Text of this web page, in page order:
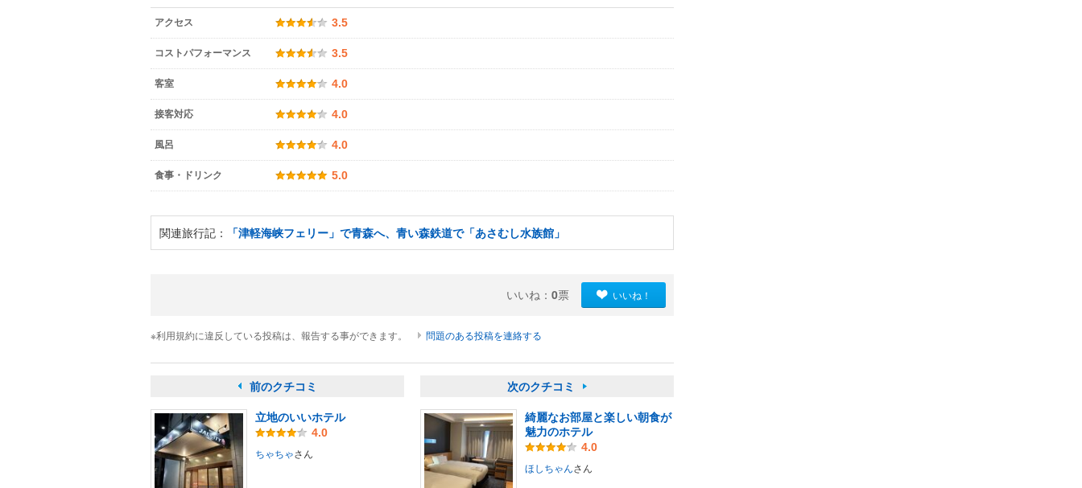
アクセス 3.5
コストパフォーマンス 3.5
客室 4.0
接客対応 4.0
風呂 4.0
食事・ドリンク 5.0
関連旅行記： 「津軽海峡フェリー」で青森へ、青い森鉄道で「あさむし水族館」
いいね： 0票 いいね！
※利用規約に違反している投稿は、報告する事ができます。 問題のある投稿を連絡する
前のクチコミ
立地のいいホテル
4.0
ちゃちゃさん
次のクチコミ
綺麗なお部屋と楽しい朝食が
魅力のホテル
4.0
ほしちゃんさん